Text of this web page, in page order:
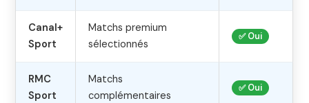
Canal+
Sport
Matchs premium
sélectionnés
✅ Oui
RMC
Sport
Matchs
complémentaires
✅ Oui